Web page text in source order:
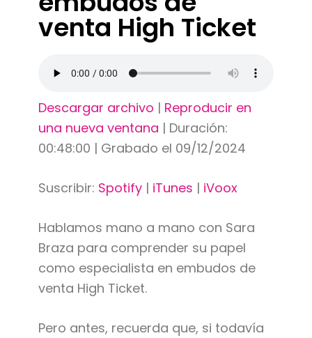
venta High Ticket
Descargar archivo | Reproducir en
una nueva ventana | Duración:
00:48:00 | Grabado el 09/12/2024
Suscribir: Spotify| iTunes | iVoox
Hablamos mano a mano con Sara
Braza para comprender su papel
como especialista en embudos de
venta High Ticket.
Pero antes, recuerda que, si todavía